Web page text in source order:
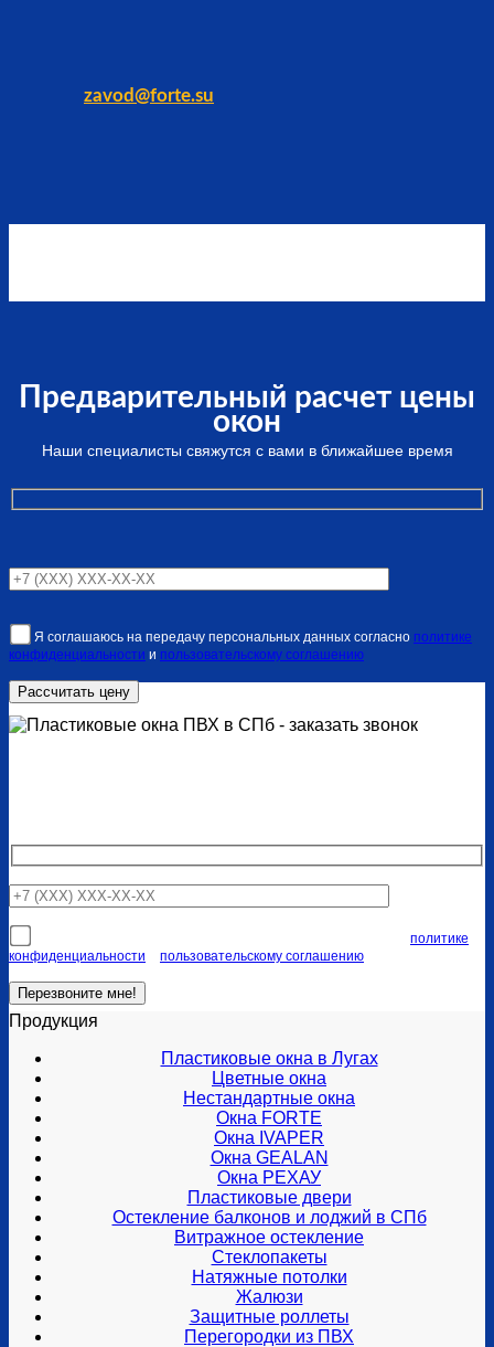
zavod@forte.su
Предварительный расчет цены
окон
Наши специалисты свяжутся с вами в ближайшее время
Я соглашаюсь на передачу персональных данных согласно политике
конфиденциальности и пользовательскому соглашению
политике
конфиденциальности
пользовательскому соглашению
Продукция
Пластиковые окна в Лугах
Цветные окна
Нестандартные окна
Окна FORTE
Окна IVAPER
Окна GEALAN
Окна РЕХАУ
Пластиковые двери
Остекление балконов и лоджий в СПб
Витражное остекление
Стеклопакеты
Натяжные потолки
Жалюзи
Защитные роллеты
Перегородки из ПВХ